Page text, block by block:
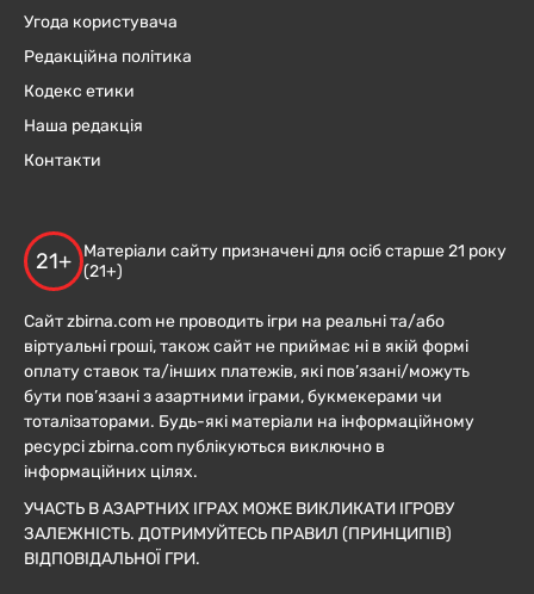
Угода користувача
Редакційна політика
Кодекс етики
Наша редакція
Контакти
21+
Матеріали сайту призначені для осіб старше 21 року
(21+)
Сайт zbirna.com не проводить ігри на реальні та/або
віртуальні гроші, також сайт не приймає ні в якій формі
оплату ставок та/інших платежів, які пов’язані/можуть
бути пов’язані з азартними іграми, букмекерами чи
тоталізаторами. Будь-які матеріали на інформаційному
ресурсі zbirna.com публікуються виключно в
інформаційних цілях.
УЧАСТЬ В АЗАРТНИХ ІГРАХ МОЖЕ ВИКЛИКАТИ ІГРОВУ
ЗАЛЕЖНІСТЬ. ДОТРИМУЙТЕСЬ ПРАВИЛ (ПРИНЦИПІВ)
ВІДПОВІДАЛЬНОЇ ГРИ.